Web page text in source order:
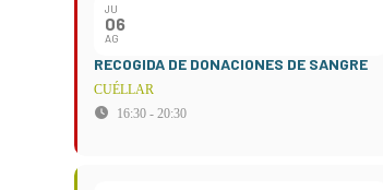
JU
06
AG
RECOGIDA DE DONACIONES DE SANGRE
CUÉLLAR
16:30 - 20:30